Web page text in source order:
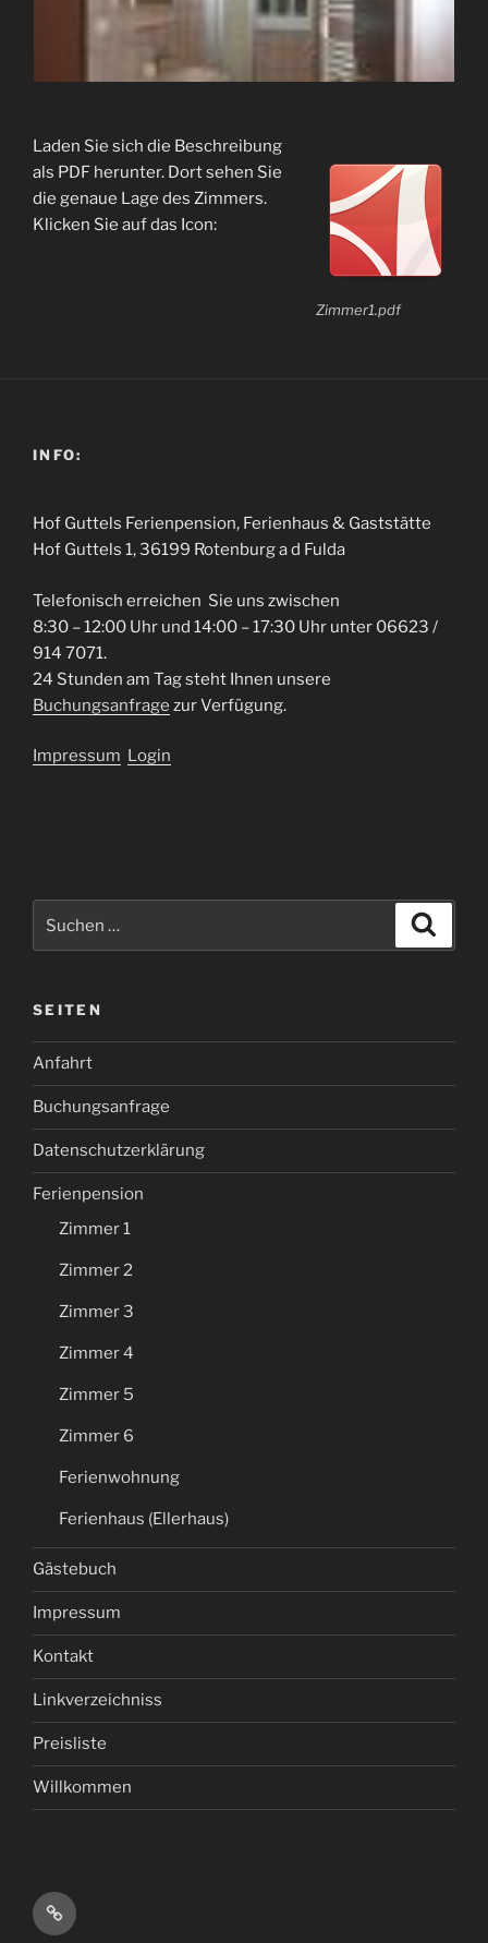
Zimmer1.pdf
Laden Sie sich die Beschreibung
als PDF herunter. Dort sehen Sie
die genaue Lage des Zimmers.
Klicken Sie auf das Icon:
INFO:
Hof Guttels Ferienpension, Ferienhaus & Gaststätte
Hof Guttels 1, 36199 Rotenburg a d Fulda
Telefonisch erreichen Sie uns zwischen
8:30 – 12:00 Uhr und 14:00 – 17:30 Uhr unter 06623 /
914 7071.
24 Stunden am Tag steht Ihnen unsere
Buchungsanfrage zur Verfügung.
Impressum Login
SEITEN
Anfahrt
Buchungsanfrage
Datenschutzerklärung
Ferienpension
Zimmer 1
Zimmer 2
Zimmer 3
Zimmer 4
Zimmer 5
Zimmer 6
Ferienwohnung
Ferienhaus (Ellerhaus)
Gästebuch
Impressum
Kontakt
Linkverzeichniss
Preisliste
Willkommen
Start